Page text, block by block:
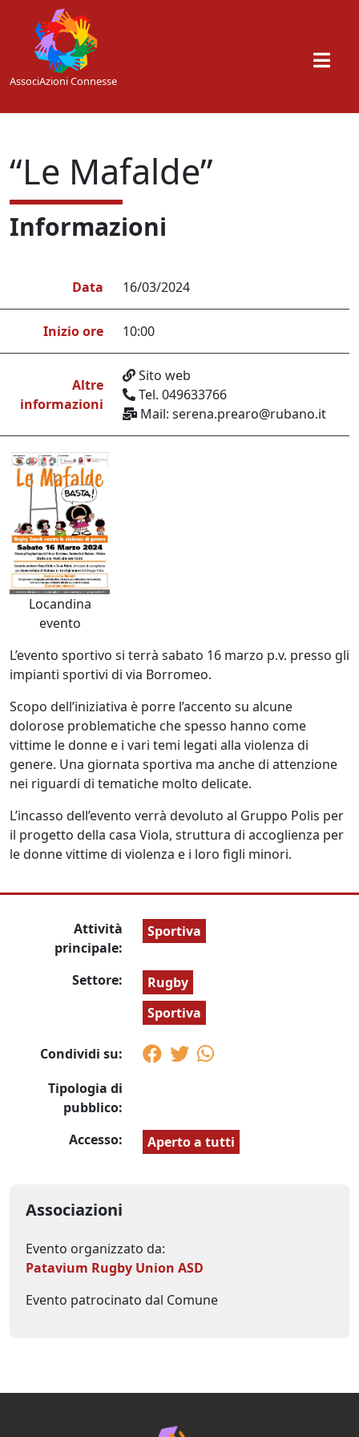
Skip to main content
AssociAzioni Connesse
“Le Mafalde”
Informazioni
Data 16/03/2024
Inizio ore 10:00
Altre
informazioni
Sito web
Tel. 049633766
Mail: serena.prearo@rubano.it
Locandina
evento
L’evento sportivo si terrà sabato 16 marzo p.v. presso gli
impianti sportivi di via Borromeo.
Scopo dell’iniziativa è porre l’accento su alcune
dolorose problematiche che spesso hanno come
vittime le donne e i vari temi legati alla violenza di
genere. Una giornata sportiva ma anche di attenzione
nei riguardi di tematiche molto delicate.
L’incasso dell’evento verrà devoluto al Gruppo Polis per
il progetto della casa Viola, struttura di accoglienza per
le donne vittime di violenza e i loro figli minori.
Attività
principale:
Sportiva
Settore:
Rugby
Sportiva
Condividi su:
Tipologia di
pubblico:
Accesso:
Aperto a tutti
Associazioni
Evento organizzato da:
Patavium Rugby Union ASD
Evento patrocinato dal Comune